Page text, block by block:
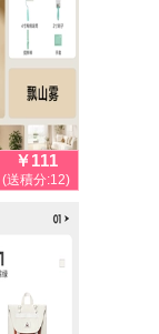
￥111
(送積分:12)